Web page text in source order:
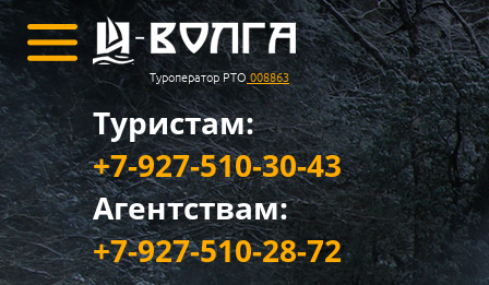
Туроператор РТО 008863
Туристам:
+7-927-510-30-43
Агентствам:
+7-927-510-28-72